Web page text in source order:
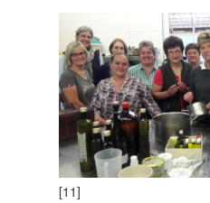
[11]